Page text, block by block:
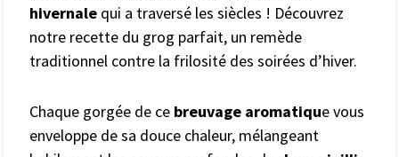
hivernale qui a traversé les siècles ! Découvrez
notre recette du grog parfait, un remède
traditionnel contre la frilosité des soirées d’hiver.
Chaque gorgée de ce breuvage aromatique vous
enveloppe de sa douce chaleur, mélangeant